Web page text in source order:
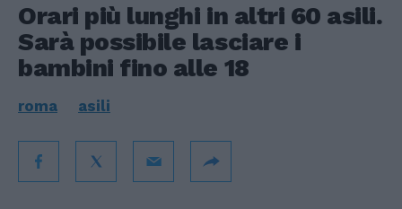
Orari più lunghi in altri 60 asili.
Sarà possibile lasciare i
bambini fino alle 18
roma asili